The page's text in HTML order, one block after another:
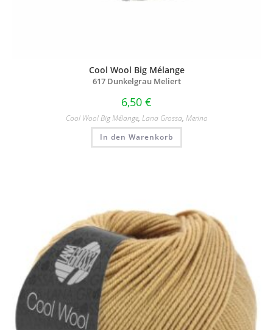
Cool Wool Big Mélange
617 Dunkelgrau Meliert
6,50 €
Cool Wool Big Mélange, Lana Grossa, Merino
In den Warenkorb